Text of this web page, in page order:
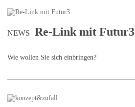
NEWS Re-Link mit Futur3
Wie wollen Sie sich einbringen?